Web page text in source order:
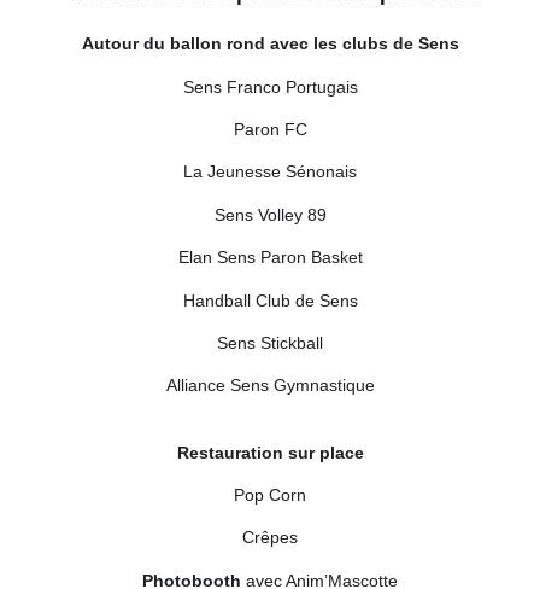
Autour du ballon rond avec les clubs de Sens
Sens Franco Portugais
Paron FC
La Jeunesse Sénonais
Sens Volley 89
Elan Sens Paron Basket
Handball Club de Sens
Sens Stickball
Alliance Sens Gymnastique
Restauration sur place
Pop Corn
Crêpes
Photobooth avec Anim’Mascotte